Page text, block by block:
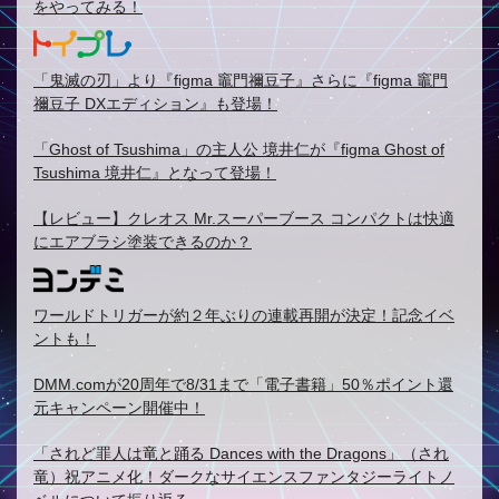
をやってみる！
「鬼滅の刃」より『figma 竈門禰豆子』さらに『figma 竈門
禰豆子 DXエディション』も登場！
「Ghost of Tsushima」の主人公 境井仁が『figma Ghost of
Tsushima 境井仁』となって登場！
【レビュー】クレオス Mr.スーパーブース コンパクトは快適
にエアブラシ塗装できるのか？
ワールドトリガーが約２年ぶりの連載再開が決定！記念イベ
ントも！
DMM.comが20周年で8/31まで「電子書籍」50％ポイント還
元キャンペーン開催中！
「されど罪人は竜と踊る Dances with the Dragons」（され
竜）祝アニメ化！ダークなサイエンスファンタジーライトノ